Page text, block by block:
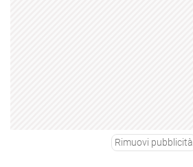
Rimuovi pubblicità